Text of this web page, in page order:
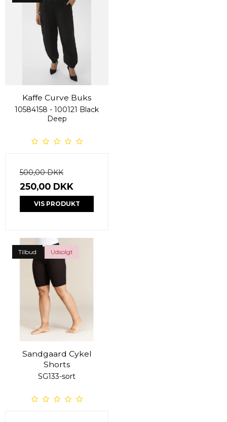
Kaffe Curve Buks
10584158 - 100121 Black
Deep
500,00 DKK
250,00 DKK
VIS PRODUKT
Tilbud Udsolgt
Sandgaard Cykel
Shorts
SG133-sort